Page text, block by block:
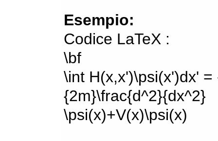
Esempio:
Codice LaTeX :
\bf
\int H(x,x')\psi(x')dx'
{2m}\frac{d^2}{dx^2}
\psi(x)+V(x)\psi(x)